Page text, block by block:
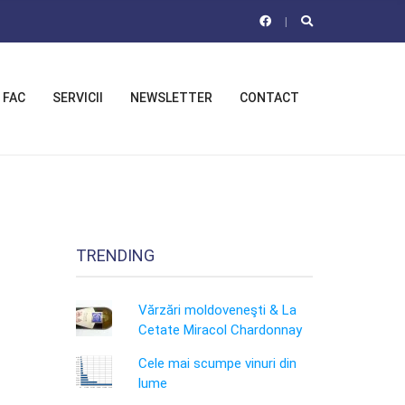
FAC SERVICII NEWSLETTER CONTACT
TRENDING
Vărzări moldoveneşti & La
Cetate Miracol Chardonnay
Cele mai scumpe vinuri din
lume